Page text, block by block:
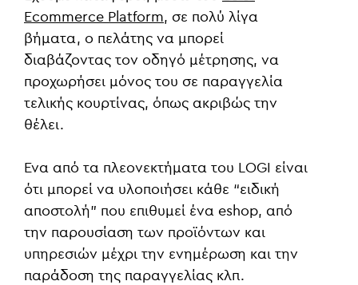
Ecommerce Platform, σε πολύ λίγα
βήματα, ο πελάτης να μπορεί
διαβάζοντας τον οδηγό μέτρησης, να
προχωρήσει μόνος του σε παραγγελία
τελικής κουρτίνας, όπως ακριβώς την
θέλει.
Ένα από τα πλεονεκτήματα του LOGI είναι
ότι μπορεί να υλοποιήσει κάθε “ειδική
αποστολή” που επιθυμεί ένα eshop, από
την παρουσίαση των προϊόντων και
υπηρεσιών μέχρι την ενημέρωση και την
παράδοση της παραγγελίας κλπ.